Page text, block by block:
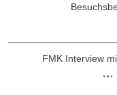
FMK Interview